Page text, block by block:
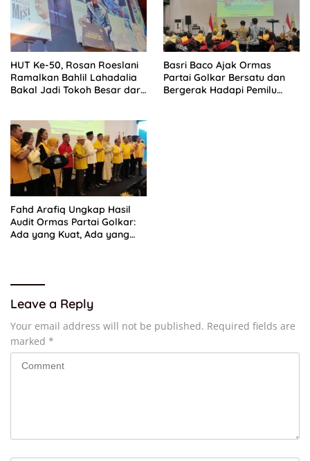
HUT Ke-50, Rosan Roeslani
Ramalkan Bahlil Lahadalia
Bakal Jadi Tokoh Besar dari
Basri Baco Ajak Ormas
Partai Golkar Bersatu dan
Bergerak Hadapi Pemilu
Fahd Arafiq Ungkap Hasil
Audit Ormas Partai Golkar:
Ada yang Kuat, Ada yang
Leave a Reply
Your email address will not be published. Required fields are
marked *